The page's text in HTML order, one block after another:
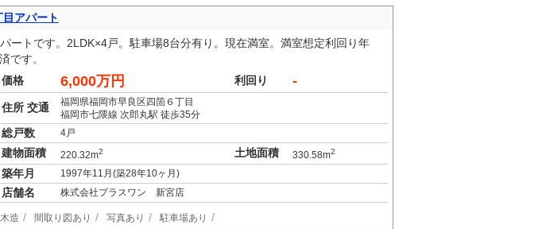
アパート
ートです。2LDK×4戸。駐車場8台分有り。現在満室。満室想定利回り年
です。
価格
6,000万円 利回り -
住所 交通
福岡県福岡市早良区四箇６丁目
福岡市七隈線 次郎丸駅 徒歩35分
総戸数 4戸
建物面積 220.32m2 土地面積 330.58m2
築年月 1997年11月(築28年10ヶ月)
店舗名 株式会社プラスワン 新宮店
木造 間取り図あり 写真あり 駐車場あり